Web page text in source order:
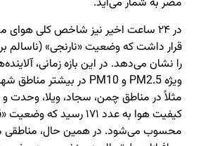
قرار داشت که وضعیت «نارنجی»
را نشان می‌دهد. در این بازه زمانی،
ویژه PM2.5 و PM10 در بیشتر مناطق شهر افزایش یافته‌اند.
مثلاً در مناطق چمن، سجاد، ویلا،
کیفیت هوا به عدد ۱۷۱ رسید
محسوب می‌شود. در همین حال، مناطقی